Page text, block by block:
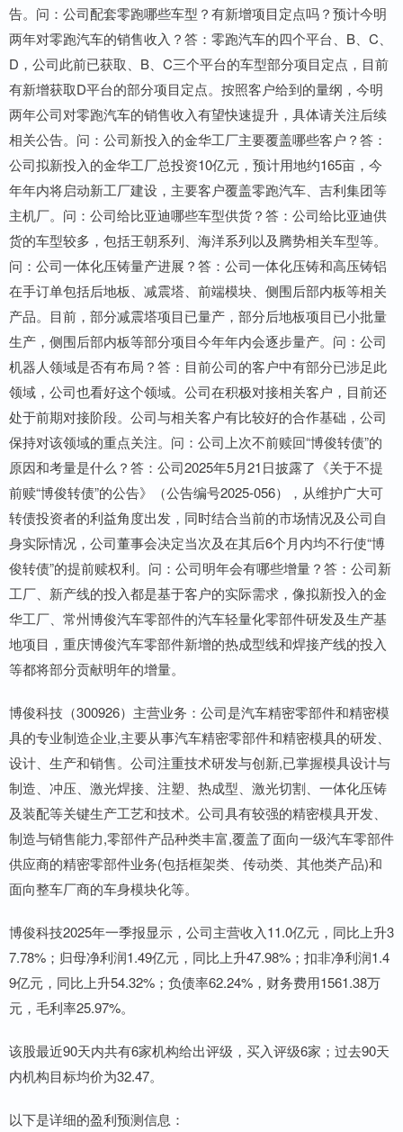
告。问：公司配套零跑哪些车型？有新增项目定点吗？预计今明
两年对零跑汽车的销售收入？答：零跑汽车的四个平台、B、C、
D，公司此前已获取、B、C三个平台的车型部分项目定点，目前
有新增获取D平台的部分项目定点。按照客户给到的量纲，今明
两年公司对零跑汽车的销售收入有望快速提升，具体请关注后续
相关公告。问：公司新投入的金华工厂主要覆盖哪些客户？答：
公司拟新投入的金华工厂总投资10亿元，预计用地约165亩，今
年年内将启动新工厂建设，主要客户覆盖零跑汽车、吉利集团等
主机厂。问：公司给比亚迪哪些车型供货？答：公司给比亚迪供
货的车型较多，包括王朝系列、海洋系列以及腾势相关车型等。
问：公司一体化压铸量产进展？答：公司一体化压铸和高压铸铝
在手订单包括后地板、减震塔、前端模块、侧围后部内板等相关
产品。目前，部分减震塔项目已量产，部分后地板项目已小批量
生产，侧围后部内板等部分项目今年年内会逐步量产。问：公司
机器人领域是否有布局？答：目前公司的客户中有部分已涉足此
领域，公司也看好这个领域。公司在积极对接相关客户，目前还
处于前期对接阶段。公司与相关客户有比较好的合作基础，公司
保持对该领域的重点关注。问：公司上次不前赎回“博俊转债”的
原因和考量是什么？答：公司2025年5月21日披露了《关于不提
前赎“博俊转债”的公告》（公告编号2025-056），从维护广大可
转债投资者的利益角度出发，同时结合当前的市场情况及公司自
身实际情况，公司董事会决定当次及在其后6个月内均不行使“博
俊转债”的提前赎权利。问：公司明年会有哪些增量？答：公司新
工厂、新产线的投入都是基于客户的实际需求，像拟新投入的金
华工厂、常州博俊汽车零部件的汽车轻量化零部件研发及生产基
地项目，重庆博俊汽车零部件新增的热成型线和焊接产线的投入
等都将部分贡献明年的增量。
博俊科技（300926）主营业务：公司是汽车精密零部件和精密模
具的专业制造企业,主要从事汽车精密零部件和精密模具的研发、
设计、生产和销售。公司注重技术研发与创新,已掌握模具设计与
制造、冲压、激光焊接、注塑、热成型、激光切割、一体化压铸
及装配等关键生产工艺和技术。公司具有较强的精密模具开发、
制造与销售能力,零部件产品种类丰富,覆盖了面向一级汽车零部件
供应商的精密零部件业务(包括框架类、传动类、其他类产品)和
面向整车厂商的车身模块化等。
博俊科技2025年一季报显示，公司主营收入11.0亿元，同比上升3
7.78%；归母净利润1.49亿元，同比上升47.98%；扣非净利润1.4
9亿元，同比上升54.32%；负债率62.24%，财务费用1561.38万
元，毛利率25.97%。
该股最近90天内共有6家机构给出评级，买入评级6家；过去90天
内机构目标均价为32.47。
以下是详细的盈利预测信息：